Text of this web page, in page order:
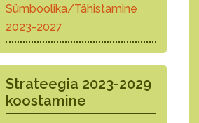
Sümboolika/Tähistamine
2023-2027
Strateegia 2023-2029
koostamine